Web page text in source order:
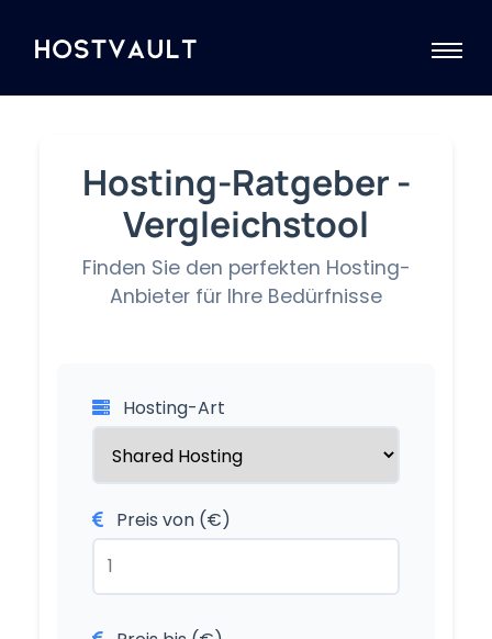
Hosting-Ratgeber -
Vergleichstool
Finden Sie den perfekten Hosting-
Anbieter für Ihre Bedürfnisse
Hosting-Art
Preis von (€)